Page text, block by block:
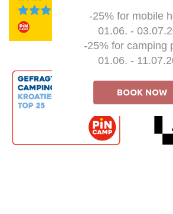
-25% for mobile
01.06. -
-25% for camping
01.06. -
BOOK NOW